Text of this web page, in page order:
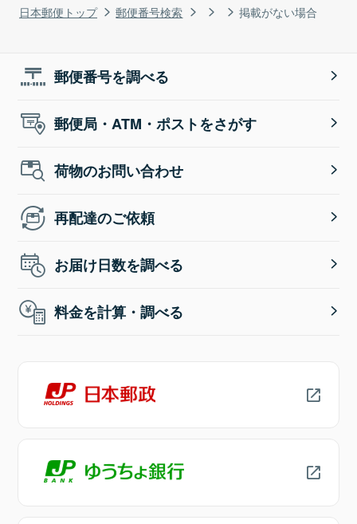
日本郵便トップ 郵便番号検索 掲載がない場合
郵便番号を調べる
郵便局・ATM・ポストをさがす
荷物のお問い合わせ
再配達のご依頼
お届け日数を調べる
料金を計算・調べる